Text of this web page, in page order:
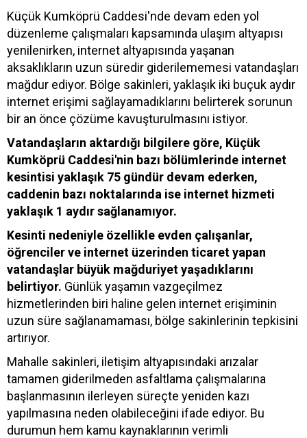
Küçük Kumköprü Caddesi'nde devam eden yol
düzenleme çalışmaları kapsamında ulaşım altyapısı
yenilenirken, internet altyapısında yaşanan
aksaklıkların uzun süredir giderilememesi vatandaşları
mağdur ediyor. Bölge sakinleri, yaklaşık iki buçuk aydır
internet erişimi sağlayamadıklarını belirterek sorunun
bir an önce çözüme kavuşturulmasını istiyor.
Vatandaşların aktardığı bilgilere göre, Küçük
Kumköprü Caddesi'nin bazı bölümlerinde internet
kesintisi yaklaşık 75 gündür devam ederken,
caddenin bazı noktalarında ise internet hizmeti
yaklaşık 1 aydır sağlanamıyor.
Kesinti nedeniyle özellikle evden çalışanlar,
öğrenciler ve internet üzerinden ticaret yapan
vatandaşlar büyük mağduriyet yaşadıklarını
belirtiyor. Günlük yaşamın vazgeçilmez
hizmetlerinden biri haline gelen internet erişiminin
uzun süre sağlanamaması, bölge sakinlerinin tepkisini
artırıyor.
Mahalle sakinleri, iletişim altyapısındaki arızalar
tamamen giderilmeden asfaltlama çalışmalarına
başlanmasının ilerleyen süreçte yeniden kazı
yapılmasına neden olabileceğini ifade ediyor. Bu
durumun hem kamu kaynaklarının verimli